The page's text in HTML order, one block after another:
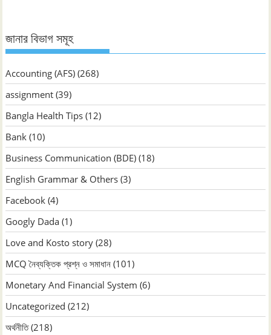
জানার বিভাগ সমূহ
Accounting (AFS) (268)
assignment (39)
Bangla Health Tips (12)
Bank (10)
Business Communication (BDE) (18)
English Grammar & Others (3)
Facebook (4)
Googly Dada (1)
Love and Kosto story (28)
MCQ নৈব্যক্তিক প্রশ্ন ও সমাধান (101)
Monetary And Financial System (6)
Uncategorized (212)
অর্থনীতি(218)